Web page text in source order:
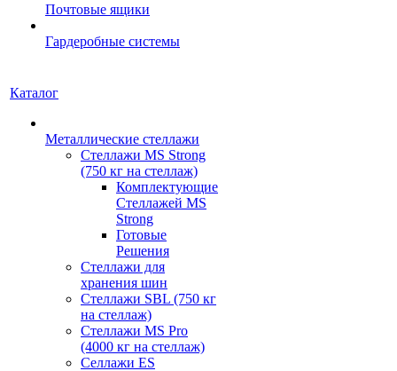
Почтовые ящики
Гардеробные системы
Каталог
Металлические стеллажи
Стеллажи MS Strong
(750 кг на стеллаж)
Комплектующие
Стеллажей MS
Strong
Готовые
Решения
Стеллажи для
хранения шин
Стеллажи SBL (750 кг
на стеллаж)
Стеллажи MS Pro
(4000 кг на стеллаж)
Селлажи ES